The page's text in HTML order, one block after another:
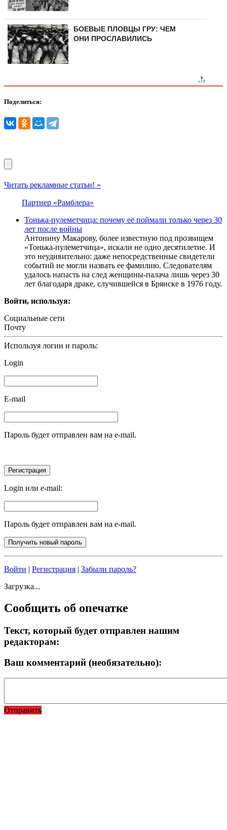
БОЕВЫЕ ПЛОВЦЫ ГРУ: ЧЕМ
ОНИ ПРОСЛАВИЛИСЬ
Поделиться:
Читать рекламные статьи! »
Партнер «Рамблера»
Тонька-пулеметчица: почему её поймали только через 30
лет после войны
Антонину Макарову, более известную под прозвищем
«Тонька-пулеметчица», искали не одно десятилетие. И
это неудивительно: даже непосредственные свидетели
событий не могли назвать ее фамилию. Следователям
удалось напасть на след женщины-палача лишь через 30
лет благодаря драке, случившейся в Брянске в 1976 году.
Войти, используя:
Социальные сети
Почту
Используя логин и пароль:
Login
E-mail
Пароль будет отправлен вам на e-mail.
Login или e-mail:
Пароль будет отправлен вам на e-mail.
Войти | Регистрация | Забыли пароль?
Загрузка...
Сообщить об опечатке
Текст, который будет отправлен нашим
редакторам:
Ваш комментарий (необязательно):
Отправить